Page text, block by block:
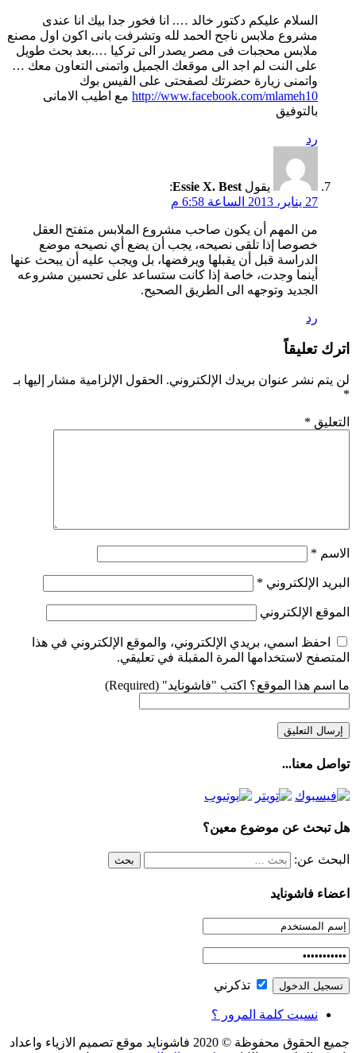
السلام عليكم دكتور خالد …. انا فخور جدا بيك انا عندى
مشروع ملابس ناجح الحمد لله وتشرفت بانى اكون اول مصنع
ملابس محجبات فى مصر يصدر الى تركيا ….بعد بحث طويل
على النت لم اجد الى موقعك الجميل واتمنى التعاون معك …
واتمنى زيارة حضرتك لصفحتى على الفيس بوك
http://www.facebook.com/mlameh10 مع اطيب الامانى
بالتوفيق
رد
يقول Essie X. Best
:
27 يناير، 2013 الساعة 6:58 م
من المهم أن يكون صاحب مشروع الملابس متفتح العقل
خصوصا إذا تلقى نصيحه، يجب أن يضع أي نصيحه موضع
الدراسة قبل أن يقبلها ويرفضها، بل ويجب عليه أن يبحث عنها
أينما وجدت، خاصة إذا كانت ستساعد على تحسين مشروعه
الجديد وتوجهه الى الطريق الصحيح.
رد
اترك تعليقاً
لن يتم نشر عنوان بريدك الإلكتروني. الحقول الإلزامية مشار إليها بـ
*
التعليق *
الاسم *
البريد الإلكتروني *
الموقع الإلكتروني
احفظ اسمي، بريدي الإلكتروني، والموقع الإلكتروني في هذا
المتصفح لاستخدامها المرة المقبلة في تعليقي.
ما اسم هذا الموقع؟ اكتب "فاشونايد" (Required)
تواصل معنا...
هل تبحث عن موضوع معين؟
البحث عن:
اعضاء فاشونايد
تذكرني
نسيت كلمة المرور ؟
جميع الحقوق محفوظة © 2020 فاشونايد موقع تصميم الازياء واعداد